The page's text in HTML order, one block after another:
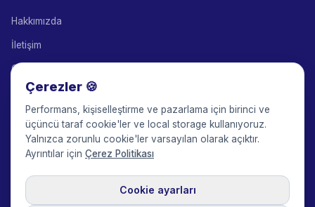
Hakkımızda
İletişim
Çözüm Ortakları
Satış Ortaklığı Programı
Fiyatlandırma
Keepface for AI
© 2017-2026 Keepface Global, Inc.
Çerezler 🍪
Performans, kişiselleştirme ve pazarlama için birinci ve
üçüncü taraf cookie'ler ve local storage kullanıyoruz.
Yalnızca zorunlu cookie'ler varsayılan olarak açıktır.
Ayrıntılar için Çerez Politikası
Cookie ayarları